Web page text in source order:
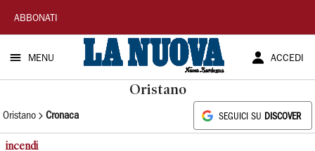
La
Nuova
Sardegna
ABBONATI
MENU ACCEDI
Oristano
Oristano Cronaca SEGUICI SU DISCOVER
incendi